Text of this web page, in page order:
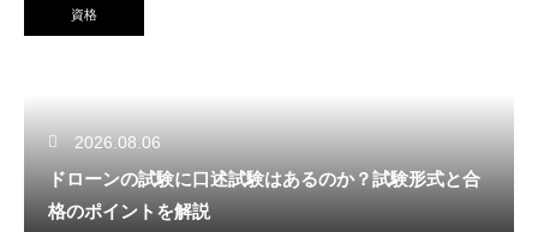
資格
2026.08.06
ドローンの試験に口述試験はあるのか？試験形式と合
格のポイントを解説